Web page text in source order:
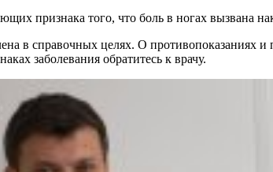
признака того, что боль в ногах вызвана
в справочных целях. О противопоказаниях и
заболевания обратитесь к врачу.